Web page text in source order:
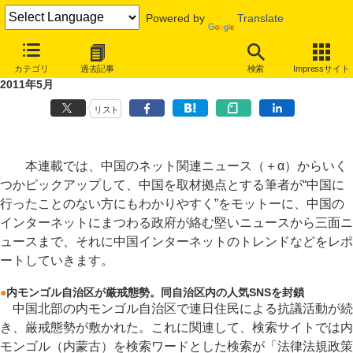
Powered by Translate
カテゴリ 過去記事 検索 Impressサイト
山谷剛史のマンスリー・チャイナネット事件簿
内モンゴル自治区が厳戒態勢。同自治区内の人気SNSを封鎖 ほか～
2011年5月
リスト
本連載では、中国のネット関連ニュース（＋α）からいく
つかピックアップして、中国を取材拠点とする筆者が“中国に
行ったことのない方にもわかりやすく”をモットーに、中国の
インターネットにまつわる政府が絡む堅いニュースから三面ニ
ュースまで、それに中国インターネットのトレンドなどをレポ
ートしていきます。
●内モンゴル自治区が厳戒態勢。同自治区内の人気SNSを封鎖
中国北部の内モンゴル自治区で連日住民による抗議活動が続
き、厳戒態勢が敷かれた。これに関連して、検索サイトでは内
モンゴル（内蒙古）を検索ワードとした検索が「法律法規政策